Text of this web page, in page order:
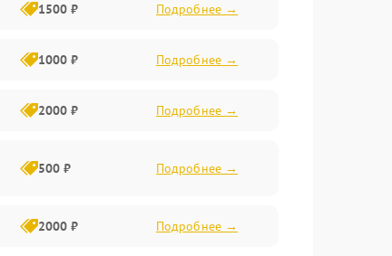
1500 ₽ Подробнее →
1000 ₽ Подробнее →
2000 ₽ Подробнее →
500 ₽ Подробнее →
2000 ₽ Подробнее →